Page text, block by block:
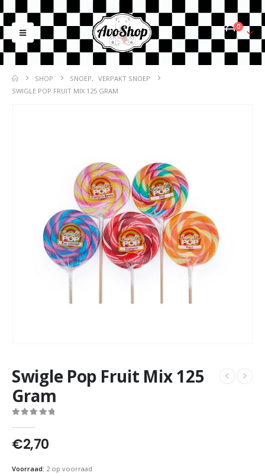
0
SHOP SNOEP,
VERPAKT SNOEP
SWIGLE POP FRUIT MIX 125 GRAM
Swigle Pop Fruit Mix 125
Gram
€2,70
Voorraad: 2 op voorraad